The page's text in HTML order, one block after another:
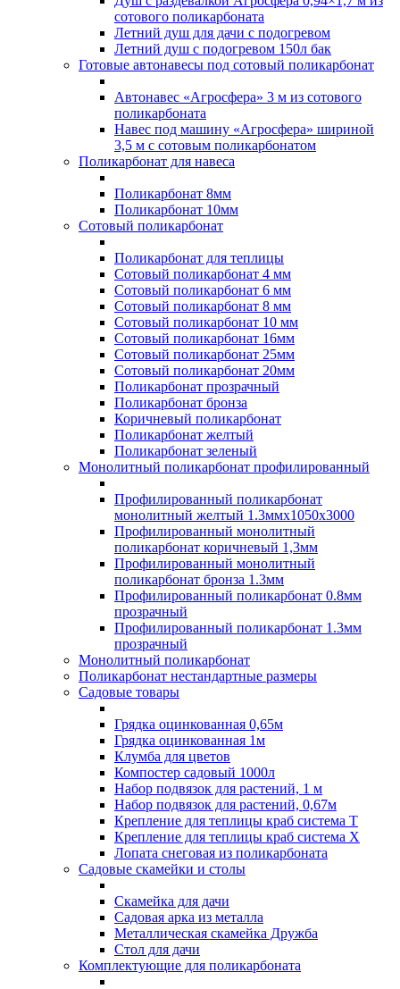
сотового поликарбоната
Летний душ для дачи с подогревом
Летний душ с подогревом 150л бак
Готовые автонавесы под сотовый поликарбонат
Автонавес «Агросфера» 3 м из сотового
поликарбоната
Навес под машину «Агросфера» шириной
3,5 м с сотовым поликарбонатом
Поликарбонат для навеса
Поликарбонат 8мм
Поликарбонат 10мм
Сотовый поликарбонат
Поликарбонат для теплицы
Сотовый поликарбонат 4 мм
Сотовый поликарбонат 6 мм
Сотовый поликарбонат 8 мм
Сотовый поликарбонат 10 мм
Сотовый поликарбонат 16мм
Сотовый поликарбонат 25мм
Сотовый поликарбонат 20мм
Поликарбонат прозрачный
Поликарбонат бронза
Коричневый поликарбонат
Поликарбонат желтый
Поликарбонат зеленый
Монолитный поликарбонат профилированный
Профилированный поликарбонат
монолитный желтый 1.3ммх1050х3000
Профилированный монолитный
поликарбонат коричневый 1,3мм
Профилированный монолитный
поликарбонат бронза 1.3мм
Профилированный поликарбонат 0.8мм
прозрачный
Профилированный поликарбонат 1.3мм
прозрачный
Монолитный поликарбонат
Поликарбонат нестандартные размеры
Садовые товары
Грядка оцинкованная 0,65м
Грядка оцинкованная 1м
Клумба для цветов
Компостер садовый 1000л
Набор подвязок для растений, 1 м
Набор подвязок для растений, 0,67м
Крепление для теплицы краб система Т
Крепление для теплицы краб система Х
Лопата снеговая из поликарбоната
Садовые скамейки и столы
Скамейка для дачи
Садовая арка из металла
Металлическая скамейка Дружба
Стол для дачи
Комплектующие для поликарбоната